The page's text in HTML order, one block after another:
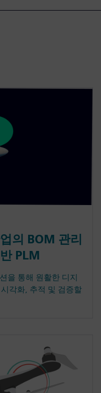
의 BOM 관리
PLM
을 통해 원활한 디지
각화, 추적 및 검증할